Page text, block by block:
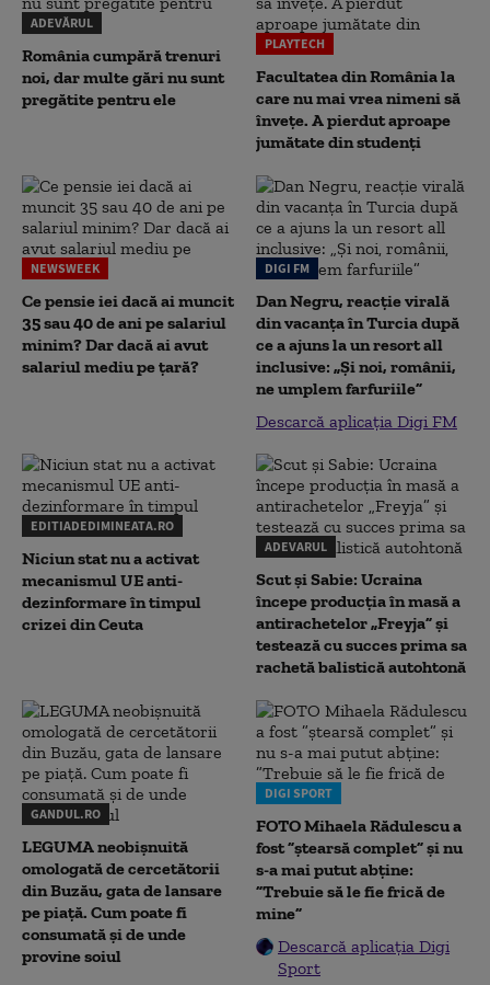
ADEVĂRUL
România cumpără trenuri
noi, dar multe gări nu sunt
pregătite pentru ele
PLAYTECH
Facultatea din România la
care nu mai vrea nimeni să
înveţe. A pierdut aproape
jumătate din studenţi
NEWSWEEK
Ce pensie iei dacă ai muncit
35 sau 40 de ani pe salariul
minim? Dar dacă ai avut
salariul mediu pe țară?
DIGI FM
Dan Negru, reacție virală
din vacanța în Turcia după
ce a ajuns la un resort all
inclusive: „Și noi, românii,
ne umplem farfuriile”
Descarcă aplicația Digi FM
EDITIADEDIMINEATA.RO
Niciun stat nu a activat
mecanismul UE anti-
dezinformare în timpul
crizei din Ceuta
ADEVARUL
Scut și Sabie: Ucraina
începe producția în masă a
antirachetelor „Freyja” și
testează cu succes prima sa
rachetă balistică autohtonă
GANDUL.RO
LEGUMA neobișnuită
omologată de cercetătorii
din Buzău, gata de lansare
pe piață. Cum poate fi
consumată și de unde
provine soiul
DIGI SPORT
FOTO Mihaela Rădulescu a
fost ”ștearsă complet” și nu
s-a mai putut abține:
”Trebuie să le fie frică de
mine”
Descarcă aplicația Digi
Sport